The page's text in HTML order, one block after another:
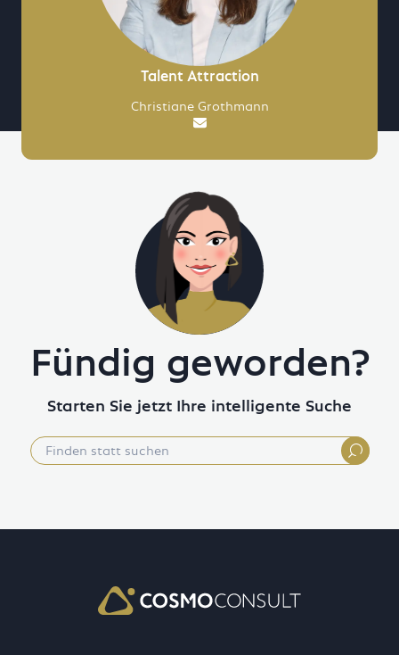
Talent Attraction
Christiane Grothmann
Email an Talent Attraction
Fündig geworden?
Starten Sie jetzt Ihre intelligente Suche